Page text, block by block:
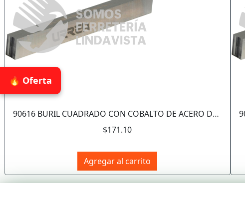
🔥 Oferta
90616 BURIL CUADRADO CON COBALTO DE ACERO DE ALTA VELOCIDAD 1/4" X 2-1/2" URREA
$171.10
Agregar al carrito